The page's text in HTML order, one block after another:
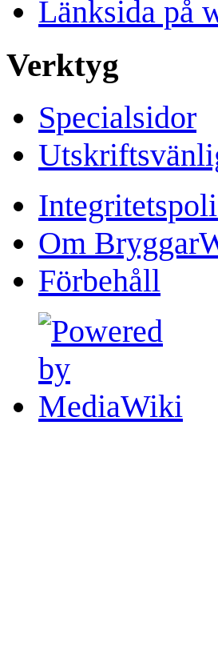
Länksida på
Verktyg
Specialsidor
Om
Förbehåll